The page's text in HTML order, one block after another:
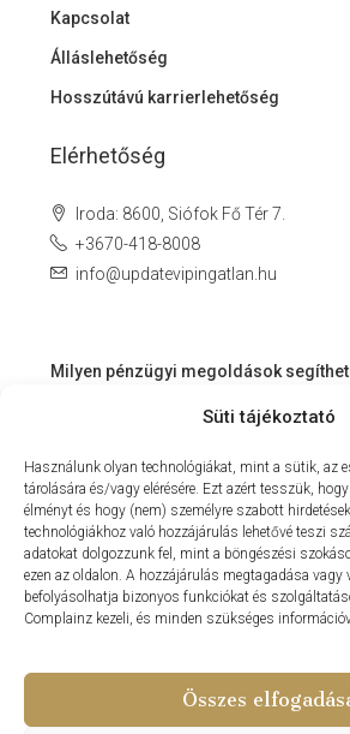
Süti tájékoztató
Használunk olyan technológiákat, mint a sütik, az
tárolására és/vagy elérésére. Ezt azért tesszük,
élményt és hogy (nem) személyre szabott
technológiákhoz való hozzájárulás lehetővé teszi
adatokat dolgozzunk fel, mint a böngészési
ezen az oldalon. A hozzájárulás megtagadása
befolyásolhatja bizonyos funkciókat és
Complainz kezeli, és minden szükséges
Összes
Kapcsolat
Álláslehetőség
Hosszútávú karrierlehetőség
Elérhetőség
Iroda: 8600, Siófok Fő Tér 7.
+3670-418-8008
info@updatevipingatlan.hu
Milyen pénzügyi megoldások
szolgáltatás a Balaton környékén
MIT KÍNÁLHAT SZÁMUNKRA EGY
ÉS ELADÓI NÉZŐPONTBÓL?
MILYEN KÖLTSÉGEKKEL KELL
INGATLANVÁSÁRLÁS SORÁN?